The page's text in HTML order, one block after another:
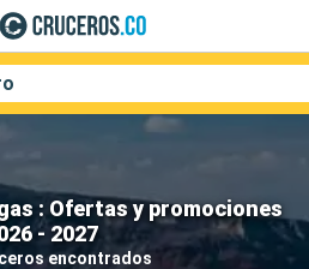
: Ofertas y promociones
- 2027
encontrados